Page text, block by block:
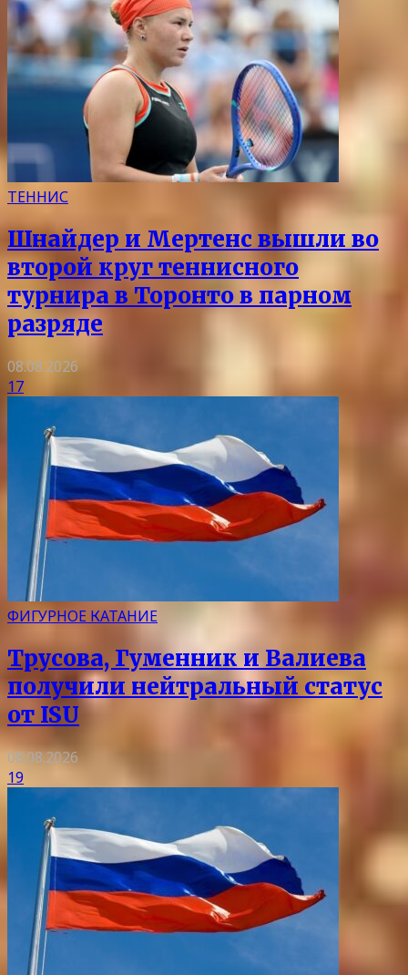
ТЕННИС
Шнайдер и Мертенс вышли во
второй круг теннисного
турнира в Торонто в парном
разряде
08.08.2026
17
ФИГУРНОЕ КАТАНИЕ
Трусова, Гуменник и Валиева
получили нейтральный статус
от ISU
08.08.2026
19